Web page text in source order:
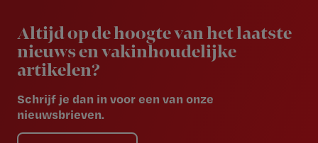
Altijd op de hoogte van het laatste
nieuws en vakinhoudelijke
artikelen?
Schrijf je dan in voor een van onze
nieuwsbrieven.